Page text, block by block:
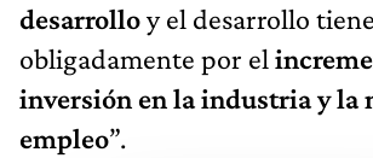
desarrolloy el desarrollo
obligadamente por el
inversión en la industria y la
empleo”.